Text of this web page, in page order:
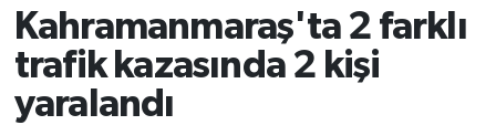
Kahramanmaraş'ta 2 farklı
trafik kazasında 2 kişi
yaralandı
Rize Jandarma Komutanlığı
Bilim Teknoloji
Süper Lig Puan Durumu ve Fikstür
Tüm Manşetler